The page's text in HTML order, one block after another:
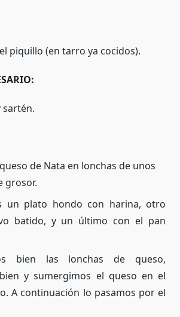
piquillo (en tarro ya cocidos).
sartén.
de Nata en lonchas de unos
grosor.
un plato hondo con harina, otro
batido, y un último con el pan
bien las lonchas de queso,
y sumergimos el queso en el
A continuación lo pasamos por el